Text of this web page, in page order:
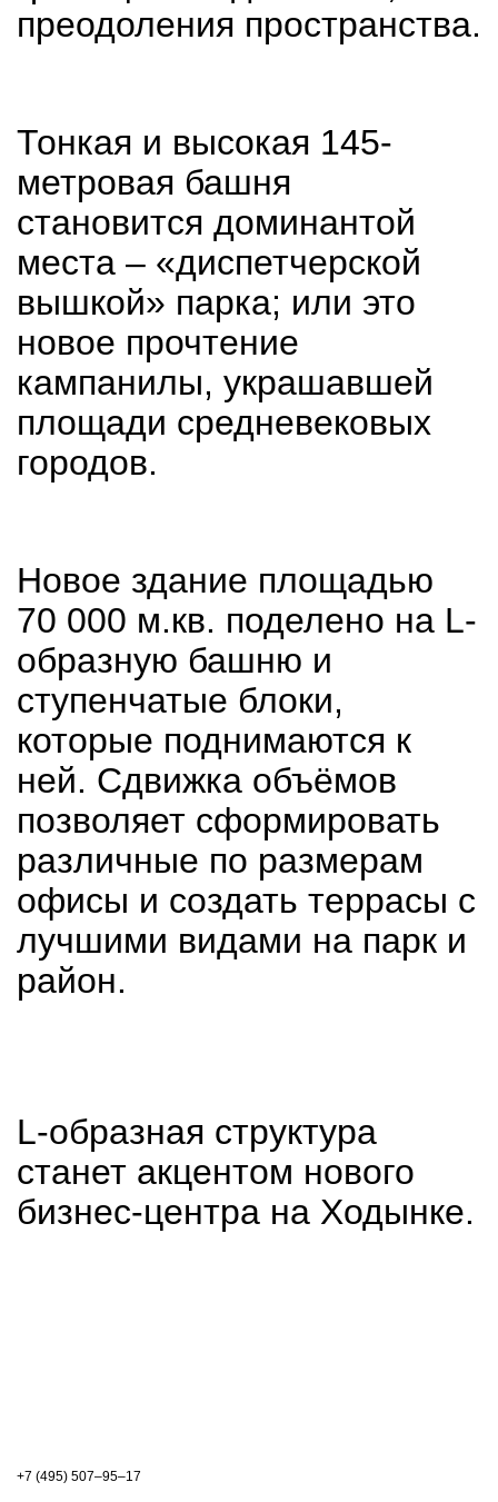
преодоления пространства.
Тонкая и высокая 145-
метровая башня
становится доминантой
места – «диспетчерской
вышкой» парка; или это
новое прочтение
кампанилы, украшавшей
площади средневековых
городов.
Новое здание площадью
70 000 м.кв. поделено на L-
образную башню и
ступенчатые блоки,
которые поднимаются к
ней. Сдвижка объёмов
позволяет сформировать
различные по размерам
офисы и создать террасы с
лучшими видами на парк и
район.
L-образная структура
станет акцентом нового
бизнес-центра на Ходынке.
+7 (495) 507–95–17